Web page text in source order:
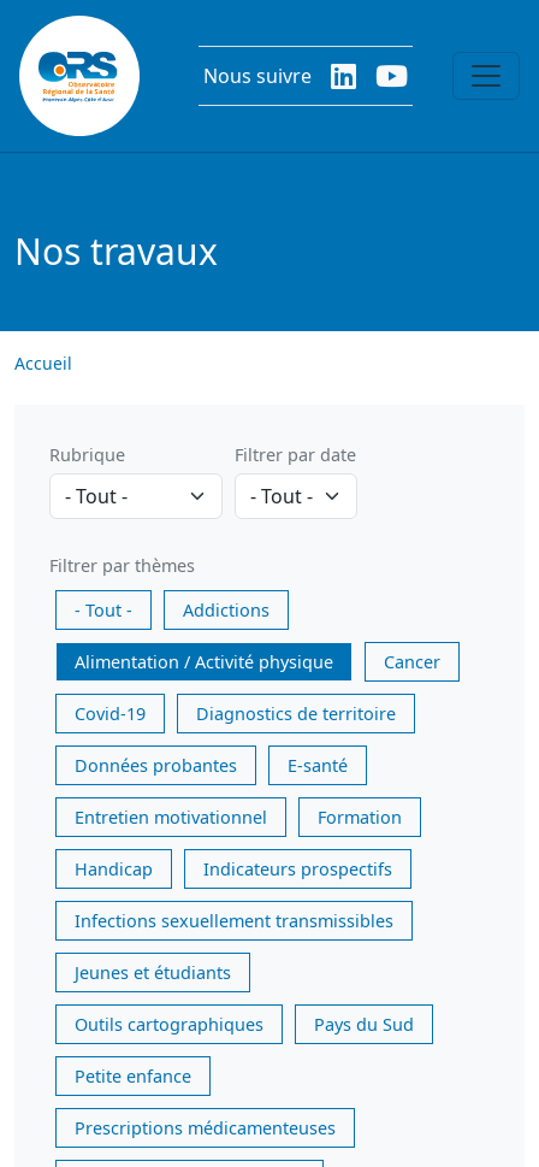
Aller au contenu principal
Nous suivre
Nos travaux
Accueil
Rubrique Filtrer par date
Filtrer par thèmes
- Tout -
Addictions
Alimentation / Activité physique Cancer
Covid-19 Diagnostics de territoire
Données probantes E-santé
Entretien motivationnel Formation
Handicap Indicateurs prospectifs
Infections sexuellement transmissibles
Jeunes et étudiants
Outils cartographiques Pays du Sud
Petite enfance
Prescriptions médicamenteuses